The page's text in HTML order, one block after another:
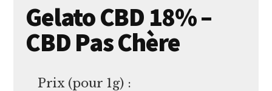
Gelato CBD 18% –
CBD Pas Chère
Prix (pour 1g) :